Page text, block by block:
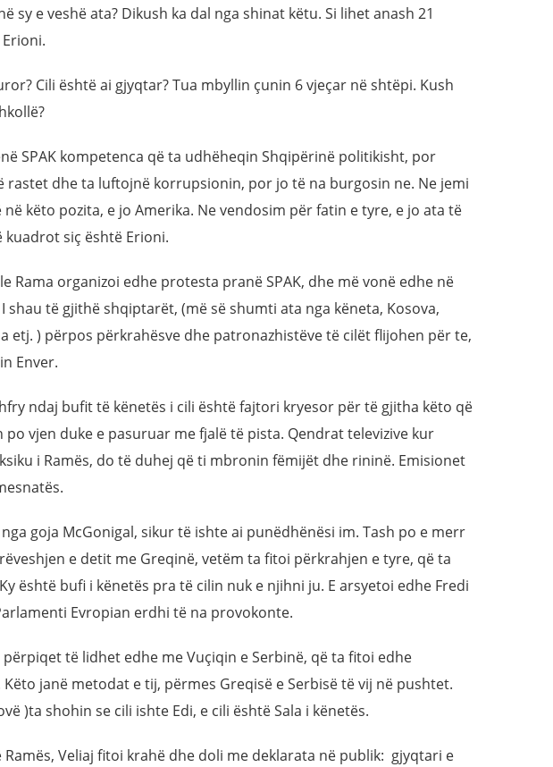
sy e veshë ata? Dikush ka dal nga shinat këtu. Si lihet anash 21
Cili është ai gjyqtar? Tua mbyllin çunin 6 vjeçar në shtëpi. Kush
SPAK kompetenca që ta udhëheqin Shqipërinë politikisht, por
rastet dhe ta luftojnë korrupsionin, por jo të na burgosin ne. Ne jemi
në këto pozita, e jo Amerika. Ne vendosim për fatin e tyre, e jo ata të
kuadrot siç është Erioni.
Rama organizoi edhe protesta pranë SPAK, dhe më vonë edhe në
shau të gjithë shqiptarët, (më së shumti ata nga këneta, Kosova,
etj. ) përpos përkrahësve dhe patronazhistëve të cilët flijohen për te,
Enver.
ndaj bufit të kënetës i cili është fajtori kryesor për të gjitha këto që
po vjen duke e pasuruar me fjalë të pista. Qendrat televizive kur
i Ramës, do të duhej që ti mbronin fëmijët dhe rininë. Emisionet
goja McGonigal, sikur të ishte ai punëdhënësi im. Tash po e merr
e detit me Greqinë, vetëm ta fitoi përkrahjen e tyre, që ta
është bufi i kënetës pra të cilin nuk e njihni ju. E arsyetoi edhe Fredi
Evropian erdhi të na provokonte.
përpiqet të lidhet edhe me Vuçiqin e Serbinë, që ta fitoi edhe
janë metodat e tij, përmes Greqisë e Serbisë të vij në pushtet.
)ta shohin se cili ishte Edi, e cili është Sala i kënetës.
Ramës, Veliaj fitoi krahë dhe doli me deklarata në publik: gjyqtari e